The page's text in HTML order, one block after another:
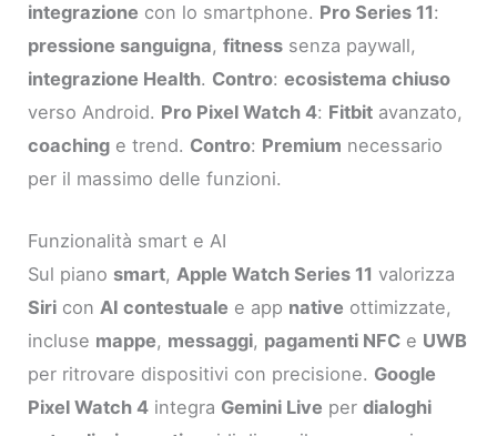
integrazione con lo smartphone. Pro Series 11:
pressione sanguigna,fitness senza paywall,
integrazione Health. Contro:ecosistema chiuso
verso Android. Pro Pixel Watch 4: Fitbit avanzato,
coaching e trend. Contro: Premium necessario
per il massimo delle funzioni.
Funzionalità smart e AI
Sul piano smart,Apple Watch Series 11 valorizza
Siri conAI contestuale e app native ottimizzate,
incluse mappe, messaggi, pagamenti NFC e UWB
per ritrovare dispositivi con precisione. Google
Pixel Watch 4 integra Gemini Live perdialoghi